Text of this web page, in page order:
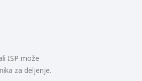
ISP može
za deljenje.